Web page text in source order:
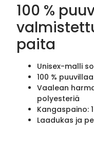
100 %
paita
Unisex-malli
100 % puuvillaa
Vaalean
polyesteriä
Kangaspaino:
Laadukas ja